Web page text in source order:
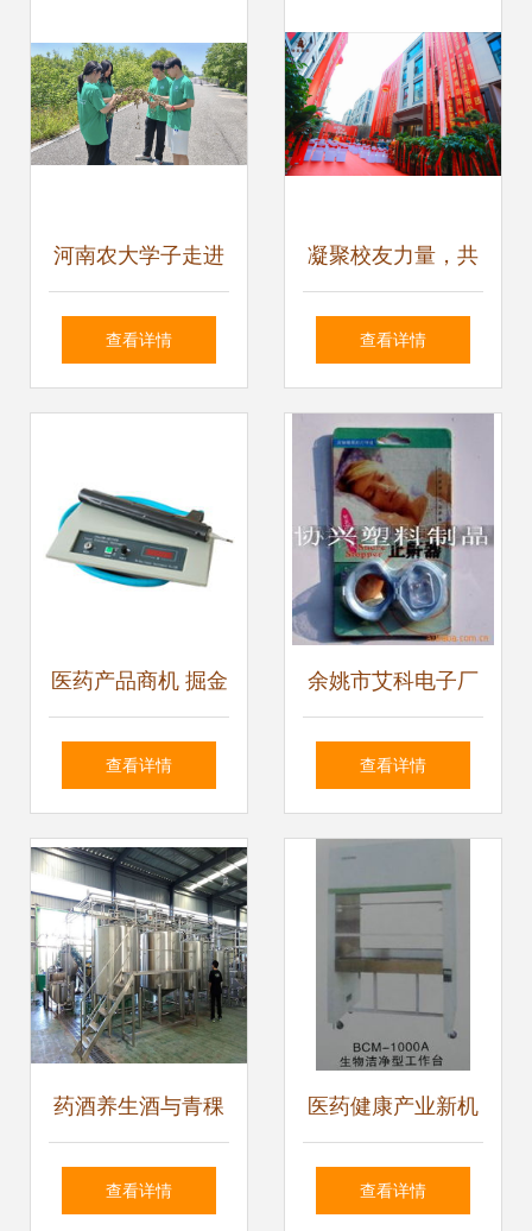
性价比与购买指南
河南农大学子走进
艾草“超级工厂” 探
查看详情
凝聚校友力量，共
话健康未来——校
慈集团
查看详情
医药产品商机 掘金
药品、器械、保健
场
查看详情
余姚市艾科电子厂
睡眠保健产品及保
查看详情
药酒养生酒与青稞
桂花酒 现代化生产
查看详情
医药健康产业新机
遇 聚焦药品、医疗
查看详情